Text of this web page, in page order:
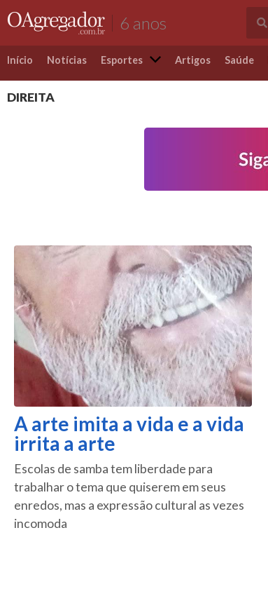
6 anos
Início Notícias Esportes Artigos Saúde
DIREITA
A arte imita a vida e a vida
irrita a arte
Escolas de samba tem liberdade para
trabalhar o tema que quiserem em seus
enredos, mas a expressão cultural as vezes
incomoda